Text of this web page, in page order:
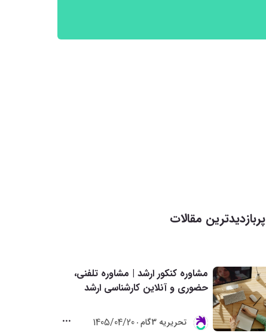
پربازدیدترین مقالات
مشاوره کنکور ارشد | مشاوره تلفنی،
حضوری و آنلاین کارشناسی ارشد
تحريريه 3گام 1405/04/20